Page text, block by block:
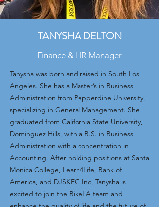
TANYSHA DELTON
Finance & HR Manager
Tanysha was born and raised in South Los
Angeles. She has a Master’s in Business
Administration from Pepperdine University,
specializing in General Management. She
graduated from California State University,
Dominguez Hills, with a B.S. in Business
Administration with a concentration­­ in
Accounting. After holding positions at Santa
Monica College, Learn4Life, Bank of
America, and DJSKEG Inc, Tanysha is
excited to join the BikeLA team and